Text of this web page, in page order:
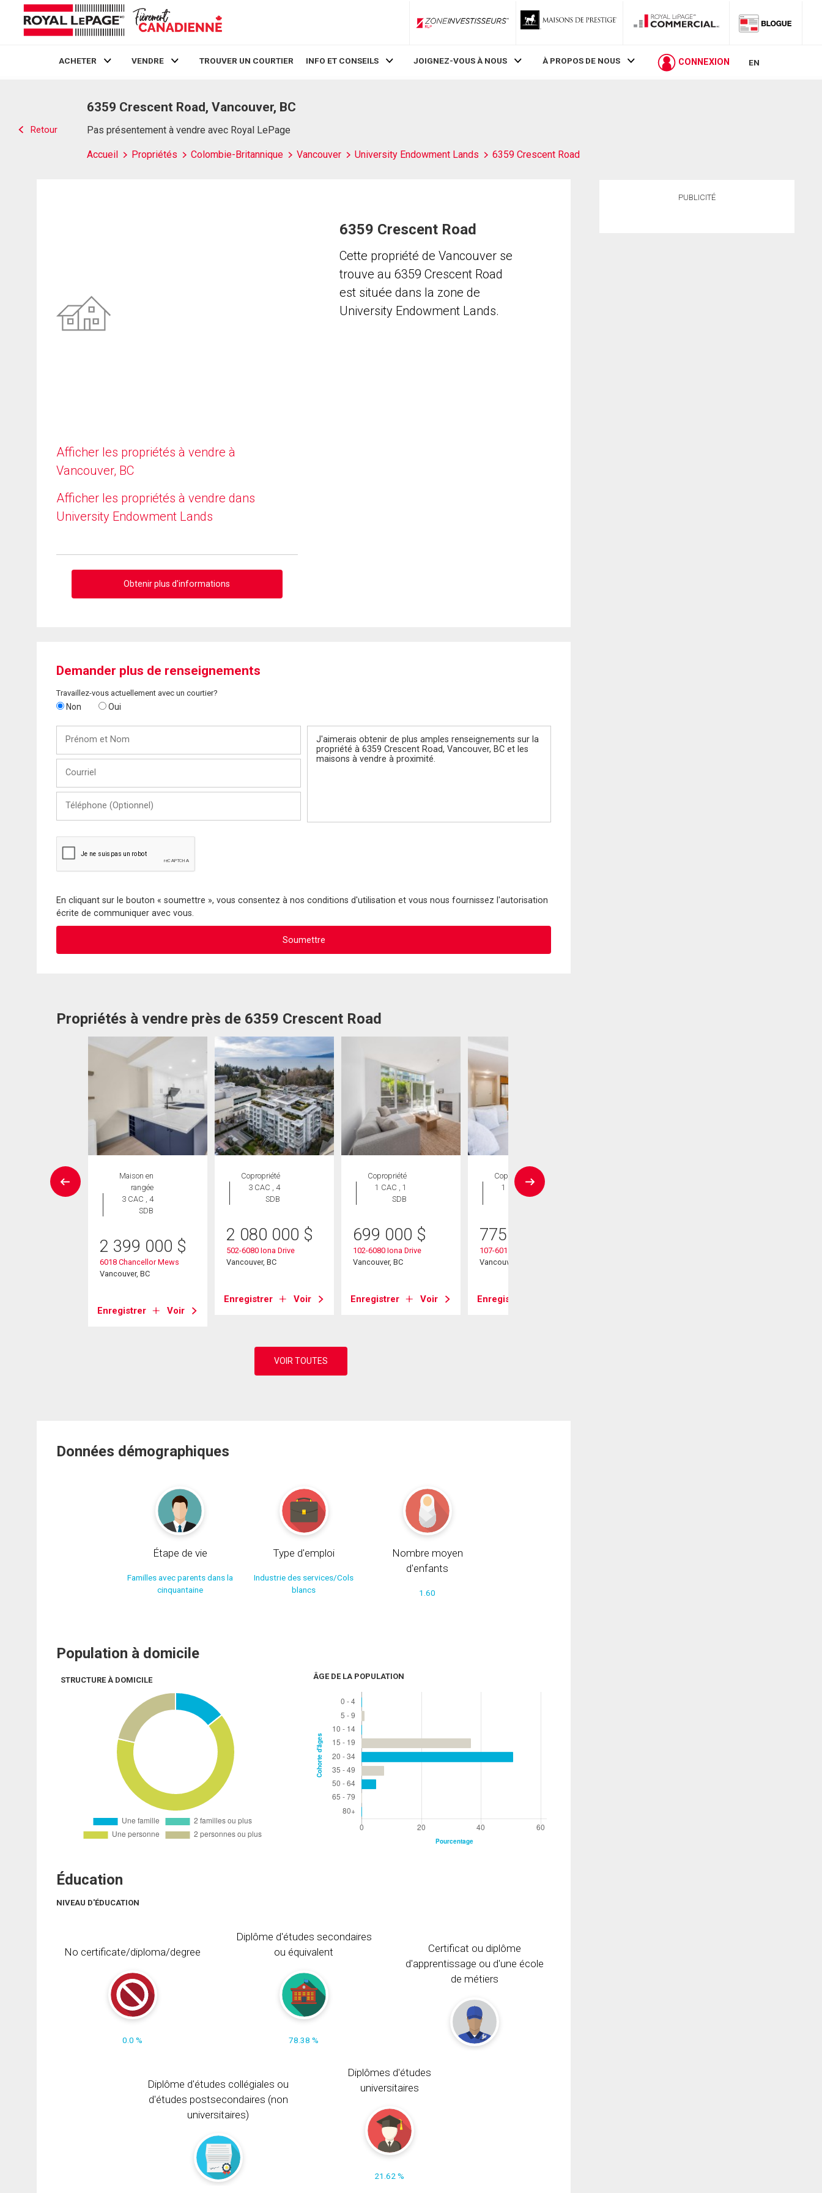
ZoneInvestisseurs RLP
ACHETER VENDRE TROUVER UN COURTIER INFO ET CONSEILS JOIGNEZ-VOUS À NOUS À PROPOS DE NOUS CONNEXION EN
Retour
6359 Crescent Road, Vancouver, BC
Pas présentement à vendre avec Royal LePage
Accueil Propriétés Colombie-Britannique Vancouver University Endowment Lands 6359 Crescent Road
Afficher les propriétés à vendre à
Vancouver, BC
Afficher les propriétés à vendre dans
University Endowment Lands
Obtenir plus d'informations
6359 Crescent Road
Cette propriété de Vancouver se
trouve au 6359 Crescent Road
est située dans la zone de
University Endowment Lands.
Demander plus de renseignements
Travaillez-vous actuellement avec un courtier?
Non Oui
Nom
(Optionnel)
En cliquant sur le bouton « soumettre », vous consentez à nos conditions d'utilisation et vous nous fournissez l'autorisation
écrite de communiquer avec vous.
Propriétés à vendre près de 6359 Crescent Road
Maison en
rangée
3 CAC , 4
SDB
2 399 000 $
6018 Chancellor Mews
Vancouver, BC
Enregistrer Voir
Copropriété
3 CAC , 4
SDB
2 080 000 $
502-6080 Iona Drive
Vancouver, BC
Enregistrer Voir
Copropriété
1 CAC , 1
SDB
699 000 $
102-6080 Iona Drive
Vancouver, BC
Enregistrer Voir
Copropriété
1 CAC , 2
SDB
775 000
107-6015 Iona Drive
Vancouver, BC
Enregistrer
Données démographiques
Étape de vie
Familles avec parents dans la
cinquantaine
Type d'emploi
Industrie des services/Cols
blancs
Nombre moyen
d'enfants
1.60
Population à domicile
STRUCTURE À DOMICILE ÂGE DE LA POPULATION
Éducation
NIVEAU D'ÉDUCATION
No certificate/diploma/degree
0.0 %
Diplôme d'études secondaires
ou équivalent
78.38 %
Certificat ou diplôme
d'apprentissage ou d'une école
de métiers
Diplôme d'études collégiales ou
d'études postsecondaires (non
universitaires)
Diplômes d'études
universitaires
21.62 %
PUBLICITÉ